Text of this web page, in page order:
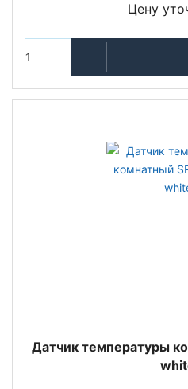
Цену
Датчик температуры